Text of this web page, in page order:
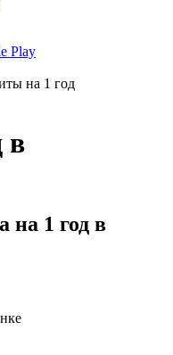
Play
на 1 год
в
1 год в